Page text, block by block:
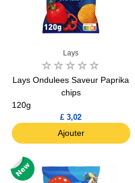
Lays
Lays Ondulees Saveur Paprika
chips
120g
£ 3,02
Ajouter